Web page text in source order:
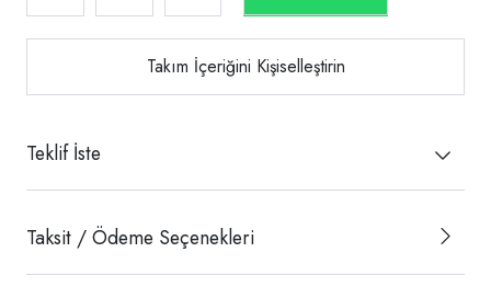
Takım İçeriğini Kişiselleştirin
Teklif İste
Taksit / Ödeme Seçenekleri